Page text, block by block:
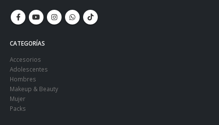
CATEGORÍAS
Accesorios
Adolescentes
Hombres
Makeup & Beauty
Mujer
Packs